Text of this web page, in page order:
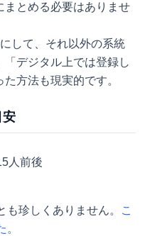
まとめる必要はありませ
して、それ以外の系統
デジタル上では登録し
方法も現実的です。
安
人前後
珍しくありません。
こ